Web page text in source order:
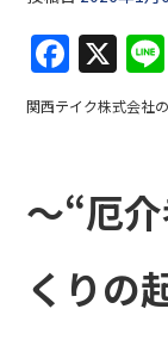
F
a
c
b
o
o
k
X
関西テイク株式会社
～“厄
くりの